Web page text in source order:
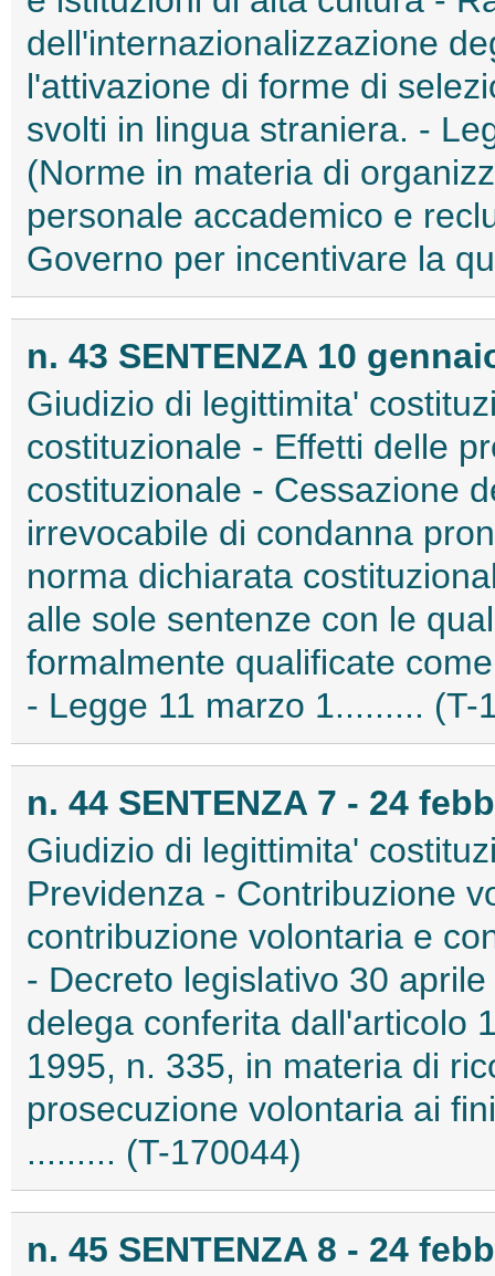
dell'internazionalizzazione
l'attivazione di forme di
svolti in lingua straniera. -
(Norme in materia di
personale accademico e
Governo per incentivare la
n. 43 SENTENZA 10
Giudizio di legittimita'
costituzionale - Effetti delle
costituzionale - Cessazione
irrevocabile di condanna
norma dichiarata
alle sole sentenze con le
formalmente qualificate
- Legge 11 marzo 1......... (T-
n. 44 SENTENZA 7 - 24
Giudizio di legittimita'
Previdenza - Contribuzione
contribuzione volontaria e
- Decreto legislativo 30
delega conferita dall'articolo
1995, n. 335, in materia di
prosecuzione volontaria ai
......... (T-170044)
n. 45 SENTENZA 8 - 24